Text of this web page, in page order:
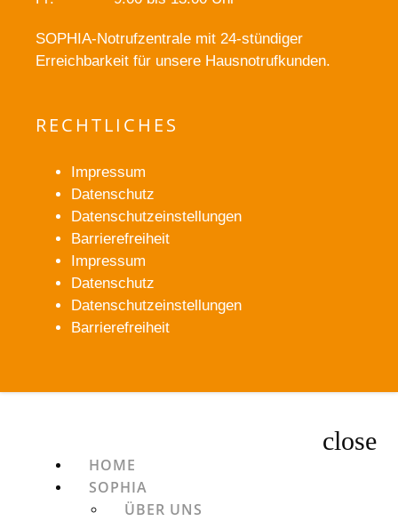
SOPHIA-Notrufzentrale mit 24-stündiger
Erreichbarkeit für unsere Hausnotrufkunden.
RECHTLICHES
Impressum
Datenschutz
Datenschutzeinstellungen
Barrierefreiheit
Impressum
Datenschutz
Datenschutzeinstellungen
Barrierefreiheit
HOME
SOPHIA
ÜBER UNS